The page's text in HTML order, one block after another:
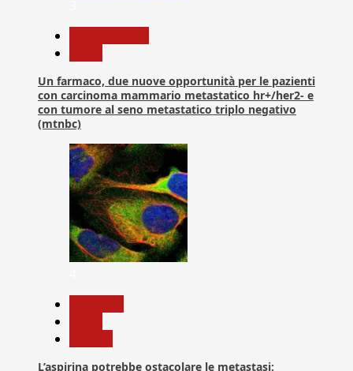
Un farmaco, due nuove opportunità per le pazienti
con carcinoma mammario metastatico hr+/her2- e
con tumore al seno metastatico triplo negativo
(mtnbc)
L’aspirina potrebbe ostacolare le metastasi: